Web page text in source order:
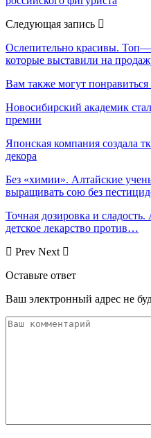
Следующая запись
Ослепительно красивы.
которые выставили на
Вам также могут понравиться
Новосибирский академик
премии
Японская компания создала
декора
Без «химии». Алтайские
выращивать сою без
Точная дозировка и
детское лекарство против…
Prev Next
Оставьте ответ
Ваш электронный адрес не